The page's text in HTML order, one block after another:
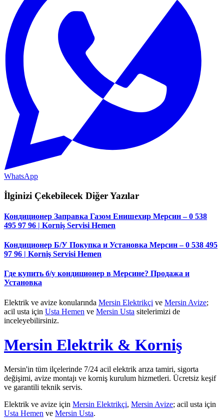
WhatsApp
İlginizi Çekebilecek Diğer Yazılar
Кондиционер Заправка Газом Енишехир Мерсин – 0 538
495 97 96 | Korniş Servisi Hemen
Кондиционер Б/У Покупка и Установка Мерсин – 0 538 495
97 96 | Korniş Servisi Hemen
Где купить б/у кондиционер в Мерсине? Продажа и
Установка
Elektrik ve avize konularında Mersin Elektrikçi ve Mersin Avize;
acil usta için Usta Hemen ve Mersin Usta sitelerimizi de
inceleyebilirsiniz.
Mersin Elektrik & Korniş
Mersin'in tüm ilçelerinde 7/24 acil elektrik arıza tamiri, sigorta
değişimi, avize montajı ve korniş kurulum hizmetleri. Ücretsiz keşif
ve garantili teknik servis.
Elektrik ve avize için Mersin Elektrikçi, Mersin Avize; acil usta için
Usta Hemen ve Mersin Usta.